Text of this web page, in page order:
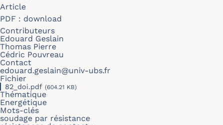
Article
PDF : download
Contributeurs
Edouard Geslain
Thomas Pierre
Cédric Pouvreau
Contact
edouard.geslain@univ-ubs.fr
Fichier
82_doi.pdf (604.21 KB)
Thématique
Energétique
Mots-clés
soudage par résistance